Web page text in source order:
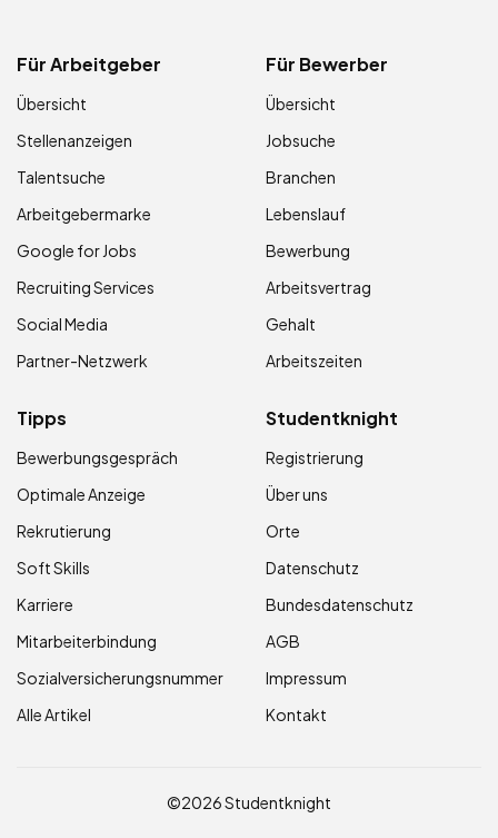
Für Arbeitgeber
Übersicht
Stellenanzeigen
Talentsuche
Arbeitgebermarke
Google for Jobs
Recruiting Services
Social Media
Partner-Netzwerk
Für Bewerber
Übersicht
Jobsuche
Branchen
Lebenslauf
Bewerbung
Arbeitsvertrag
Gehalt
Arbeitszeiten
Tipps
Bewerbungsgespräch
Optimale Anzeige
Rekrutierung
Soft Skills
Karriere
Mitarbeiterbindung
Sozialversicherungsnummer
Alle Artikel
Studentknight
Registrierung
Über uns
Orte
Datenschutz
Bundesdatenschutz
AGB
Impressum
Kontakt
©2026 Studentknight